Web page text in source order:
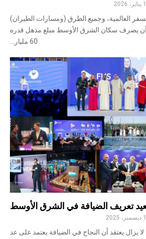
العالمية، وجميع الطرق (ومسارات الطيران)
أن يصرف سكان الشرق الأوسط مبلغ مذهل قدره
60 مليار...
تعريف الضيافة في الشرق الأوسط
يزال يعتقد أن النجاح في الضيافة يعتمد على عد